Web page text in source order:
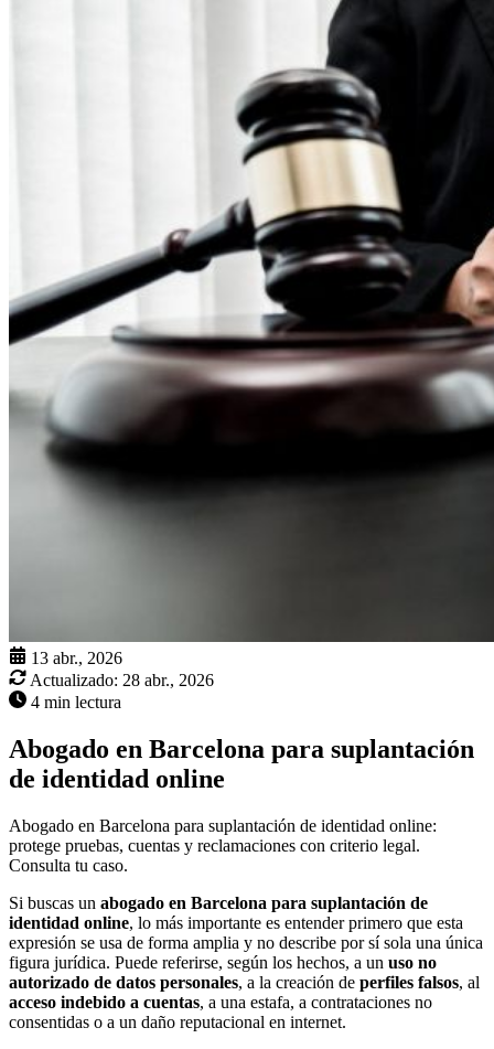
13 abr., 2026
Actualizado: 28 abr., 2026
4 min lectura
Abogado en Barcelona para suplantación
de identidad online
Abogado en Barcelona para suplantación de identidad online:
protege pruebas, cuentas y reclamaciones con criterio legal.
Consulta tu caso.
Si buscas un abogado en Barcelona para suplantación de
identidad online, lo más importante es entender primero que esta
expresión se usa de forma amplia y no describe por sí sola una única
figura jurídica. Puede referirse, según los hechos, a un uso no
autorizado de datos personales, a la creación de perfiles falsos, al
acceso indebido a cuentas, a una estafa, a contrataciones no
consentidas o a un daño reputacional en internet.